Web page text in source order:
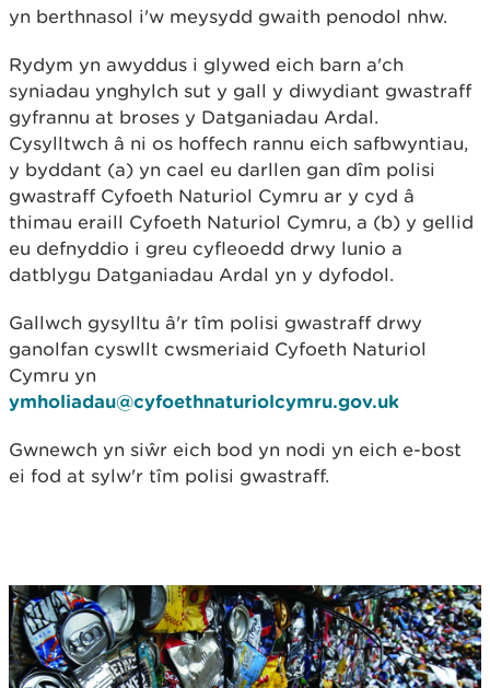
yn berthnasol i'w meysydd gwaith penodol nhw.
Rydym yn awyddus i glywed eich barn a'ch
syniadau ynghylch sut y gall y diwydiant gwastraff
gyfrannu at broses y Datganiadau Ardal.
Cysylltwch â ni os hoffech rannu eich safbwyntiau,
y byddant (a) yn cael eu darllen gan dîm polisi
gwastraff Cyfoeth Naturiol Cymru ar y cyd â
thimau eraill Cyfoeth Naturiol Cymru, a (b) y gellid
eu defnyddio i greu cyfleoedd drwy lunio a
datblygu Datganiadau Ardal yn y dyfodol.
Gallwch gysylltu â'r tîm polisi gwastraff drwy
ganolfan cyswllt cwsmeriaid Cyfoeth Naturiol
Cymru yn
ymholiadau@cyfoethnaturiolcymru.gov.uk
Gwnewch yn siŵr eich bod yn nodi yn eich e-bost
ei fod at sylw'r tîm polisi gwastraff.